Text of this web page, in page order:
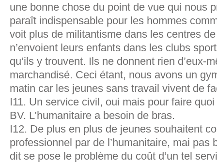
une bonne chose du point de vue qui nous
paraît indispensable pour les hommes
voit plus de militantisme dans les centres
n’envoient leurs enfants dans les clubs
qu’ils y trouvent. Ils ne donnent rien d’eux-
marchandisé. Ceci étant, nous avons un
matin car les jeunes sans travail vivent de
I11. Un service civil, oui mais pour faire quoi
BV. L’humanitaire a besoin de bras.
I12. De plus en plus de jeunes souhaitent
professionnel par de l’humanitaire, mai pas
dit se pose le problème du coût d’un tel